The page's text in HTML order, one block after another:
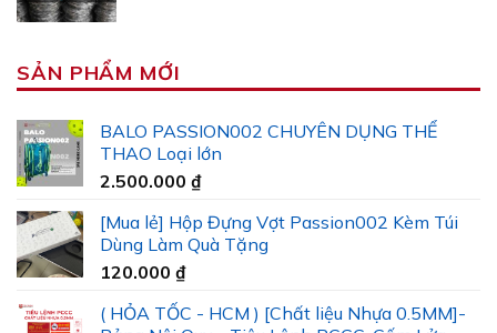
SẢN PHẨM MỚI
BALO PASSION002 CHUYÊN DỤNG THỂ
THAO Loại lớn
2.500.000 ₫
[Mua lẻ] Hộp Đựng Vợt Passion002 Kèm Túi
Dùng Làm Quà Tặng
120.000 ₫
( HỎA TỐC - HCM ) [Chất liệu Nhựa 0.5MM]-